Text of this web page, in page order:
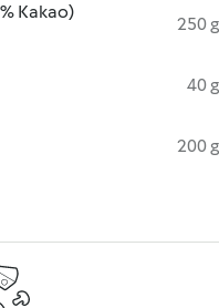
Kakao)
250 g
40 g
200 g